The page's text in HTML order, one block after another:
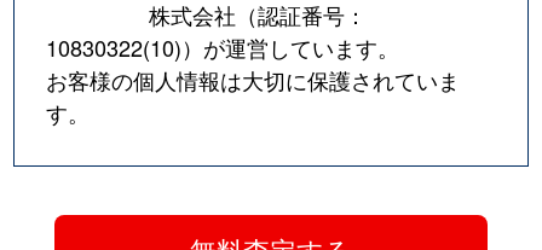
株式会社（認証番号：
10830322(10)）が運営しています。
お客様の個人情報は大切に保護されていま
す。